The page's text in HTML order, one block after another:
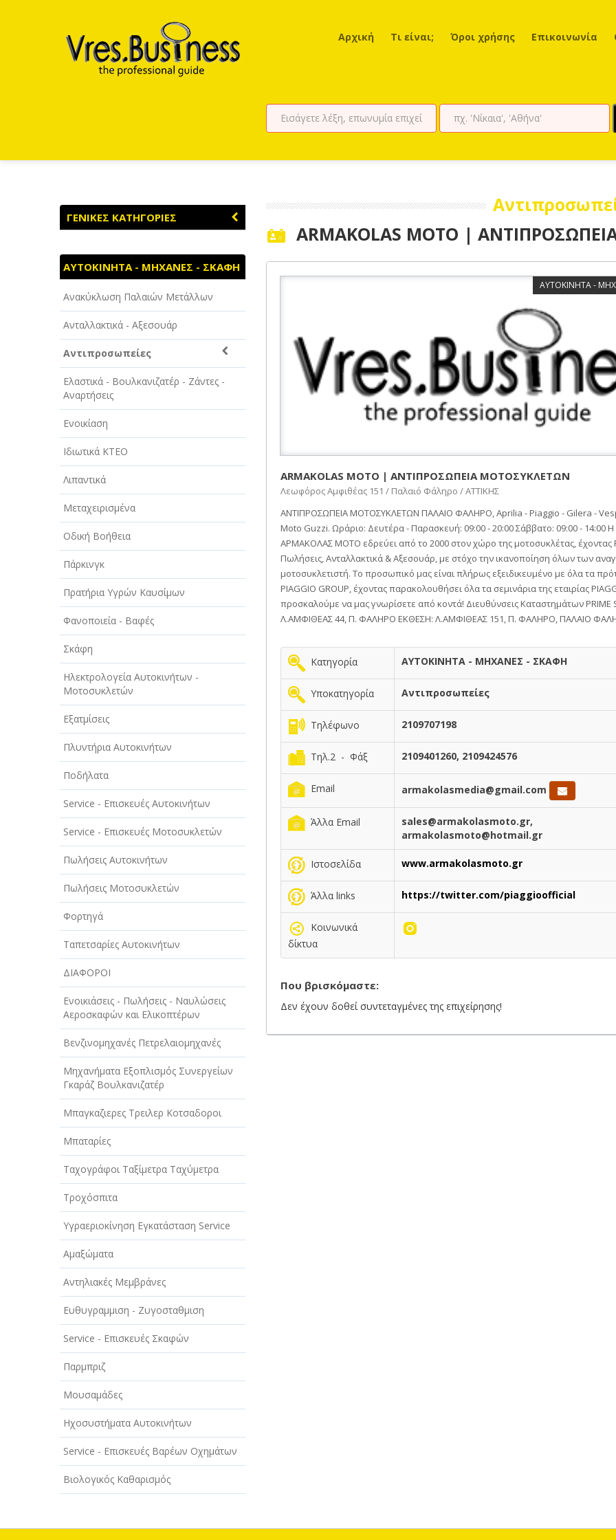
Αρχική Τι είναι; Όροι χρήσης Επικοινωνία
ΓΕΝΙΚΕΣ ΚΑΤΗΓΟΡΙΕΣ
ΑΓΡΟΤΙΚΑ - ΚΤΗΝΟΤΡΟΦΙΚΑ
ΑΘΛΗΤΙΣΜΟΣ
ΑΥΤΟΚΙΝΗΤΑ - ΜΗΧΑΝΕΣ - ΣΚΑΦΗ
ΔΙΑΣΚΕΔΑΣΗ - ΨΥΧΑΓΩΓΙΑ - ΤΕΧΝΕΣ
ΔΙΑΦΗΜΙΣΗ - ΜΜΕ
ΕΚΚΛΗΣΙΕΣ - ΦΙΛΑΝΘΡΩΠΙΚΑ
ΣΩΜΑΤΕΙΑ
ΕΚΠΑΙΔΕΥΣΗ - ΣΧΟΛΕΣ
ΕΜΠΟΡΙΟ - ΕΜΠΟΡΙΚΑ ΚΑΤΑΣΤΗΜΑΤΑ
ΕΡΓΟΣΤΑΣΙΑ - ΒΙΟΜΗΧΑΝΙΕΣ
ΞΕΝΟΔΟΧΕΙΑ - ΤΟΥΡΙΣΜΟΣ
ΟΜΟΡΦΙΑ
ΠΑΡΟΧΗ ΥΠΗΡΕΣΙΩΝ
ΤΕΧΝΙΚΑ - ΚΑΤΑΣΚΕΥΑΣΤΙΚΑ
ΤΕΧΝΟΛΟΓΙΑ
ΥΓΕΙΑ - ΙΑΤΡΟΙ
ΦΑΓΗΤΟ
ΑΥΤΟΚΙΝΗΤΑ - ΜΗΧΑΝΕΣ - ΣΚΑΦΗ
Ανακύκλωση Παλαιών Μετάλλων
Ανταλλακτικά - Αξεσουάρ
Αντιπροσωπείες
Ελαστικά - Βουλκανιζατέρ - Ζάντες -
Αναρτήσεις
Ενοικίαση
Ιδιωτικά ΚΤΕΟ
Λιπαντικά
Μεταχειρισμένα
Οδική Βοήθεια
Πάρκινγκ
Πρατήρια Υγρών Καυσίμων
Φανοποιεία - Βαφές
Σκάφη
Ηλεκτρολογεία Αυτοκινήτων -
Μοτοσυκλετών
Εξατμίσεις
Πλυντήρια Αυτοκινήτων
Ποδήλατα
Service - Επισκευές Αυτοκινήτων
Service - Επισκευές Μοτοσυκλετών
Πωλήσεις Αυτοκινήτων
Πωλήσεις Μοτοσυκλετών
Φορτηγά
Ταπετσαρίες Αυτοκινήτων
ΔΙΑΦΟΡΟΙ
Ενοικιάσεις - Πωλήσεις - Ναυλώσεις
Αεροσκαφών και Ελικοπτέρων
Βενζινομηχανές Πετρελαιομηχανές
Μηχανήματα Εξοπλισμός Συνεργείων
Γκαράζ Βουλκανιζατέρ
Μπαγκαζιερες Τρειλερ Κοτσαδοροι
Μπαταρίες
Ταχογράφοι Ταξίμετρα Ταχύμετρα
Τροχόσπιτα
Υγραεριοκίνηση Εγκατάσταση Service
Αμαξώματα
Αντηλιακές Μεμβράνες
Ευθυγραμμιση - Ζυγοσταθμιση
Service - Επισκευές Σκαφών
Παρμπριζ
Μουσαμάδες
Ηχοσυστήματα Αυτοκινήτων
Service - Επισκευές Βαρέων Οχημάτων
Βιολογικός Καθαρισμός
ARMAKOLAS MOTO |
ΑΥΤΟΚΙΝΗΤΑ -
ARMAKOLAS MOTO | ΑΝΤΙΠΡΟΣΩΠΕΙΑ ΜΟΤΟΣΥΚΛΕΤΩΝ
Λεωφόρος Αμφιθέας 151 / Παλαιό Φάληρο / ΑΤΤΙΚΗΣ
ΑΝΤΙΠΡΟΣΩΠΕΙΑ ΜΟΤΟΣΥΚΛΕΤΩΝ ΠΑΛΑΙΟ ΦΑΛΗΡΟ, Aprilia - Piaggio - Gilera -
Moto Guzzi. Ωράριο: Δευτέρα - Παρασκευή: 09:00 - 20:00 Σάββατο: 09:00 - 14:00 Η
ΑΡΜΑΚΟΛΑΣ ΜΟΤΟ εδρεύει από το 2000 στον χώρο της μοτοσυκλέτας, έχοντας
Πωλήσεις, Ανταλλακτικά & Αξεσουάρ, με στόχο την ικανοποίηση όλων των
μοτοσυκλετιστή. Το προσωπικό μας είναι πλήρως εξειδικευμένο με όλα τα
PIAGGIO GROUP, έχοντας παρακολουθήσει όλα τα σεμινάρια της εταιρίας
προσκαλούμε να μας γνωρίσετε από κοντά! Διευθύνσεις Καταστημάτων PRIME
Λ.ΑΜΦΙΘΕΑΣ 44, Π. ΦΑΛΗΡΟ EKΘΕΣΗ: Λ.ΑΜΦΙΘΕΑΣ 151, Π. ΦΑΛΗΡΟ, ΠΑΛΑΙΟ
Κατηγορία ΑΥΤΟΚΙΝΗΤΑ - ΜΗΧΑΝΕΣ - ΣΚΑΦΗ
Υποκατηγορία Αντιπροσωπείες
Τηλέφωνο 2109707198
Τηλ.2 - Φάξ 2109401260, 2109424576
Email armakolasmedia@gmail.com
Άλλα Email
sales@armakolasmoto.gr,
armakolasmoto@hotmail.gr
Ιστοσελίδα www.armakolasmoto.gr
Άλλα links https://twitter.com/piaggioofficial
Κοινωνικά
δίκτυα
Που βρισκόμαστε:
Δεν έχουν δοθεί συντεταγμένες της επιχείρησης!